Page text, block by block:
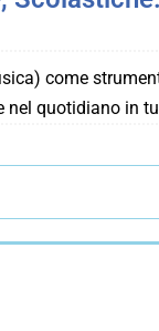
come
quotidiano in